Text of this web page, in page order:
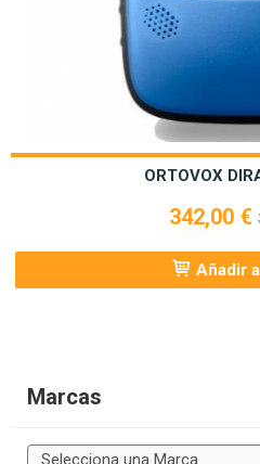
Marcas
ORTOVOX
342,00 €
Añadir